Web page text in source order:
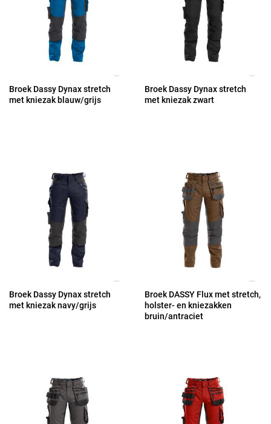
Broek Dassy Dynax stretch
met kniezak blauw/grijs
Broek Dassy Dynax stretch
met kniezak zwart
Broek Dassy Dynax stretch
met kniezak navy/grijs
Broek DASSY Flux met stretch,
holster- en kniezakken
bruin/antraciet